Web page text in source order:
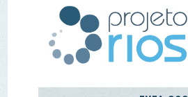
REDE LUSÓFONA